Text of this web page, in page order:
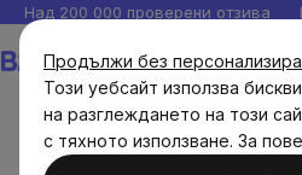
Продължи без
Този уебсайт използва
на разглеждането на този
с тяхното използване. За
Прескочи
към
съдържанието
Над 200 000 проверени отзива